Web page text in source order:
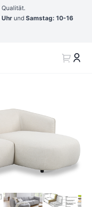
Qualität.
Uhr und Samstag: 10-16